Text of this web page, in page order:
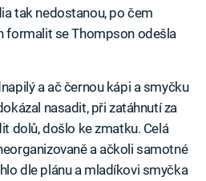
tak nedostanou, po čem
formalit se Thompson odešla
a ač černou kápi a smyčku
nasadit, při zatáhnutí za
dolů, došlo ke zmatku. Celá
a ačkoli samotné
dle plánu a mladíkovi smyčka